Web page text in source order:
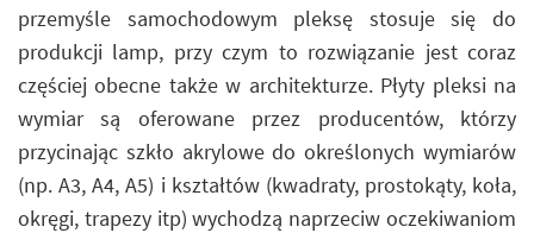
przemyśle samochodowym pleksę stosuje się do
produkcji lamp, przy czym to rozwiązanie jest coraz
częściej obecne także w architekturze. Płyty pleksi na
wymiar są oferowane przez producentów, którzy
przycinając szkło akrylowe do określonych wymiarów
(np. A3, A4, A5) i kształtów (kwadraty, prostokąty, koła,
okręgi, trapezy itp) wychodzą naprzeciw oczekiwaniom